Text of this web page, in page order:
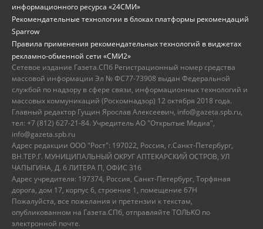
информационного ресурса «24СМИ»
Рекомендательные технологии в блоках платформы рекомендаций
Sparrow
Правила применения рекомендательных технологий в виджетах
рекламно-обменной сети «СМИ2»
Сетевое издание Газета.СПб Регистрационный номер средства
массовой информации Эл № ФС77-73908 выдан Федеральной
службой по надзору в сфере связи, информационных технологий и
массовых коммуникаций (Роскомнадзор) 12 октября 2018 года.
Главный редактор Гущин Ярослав Алексеевич, info@gazeta.spb.ru,
тел: +7 (812) 627-21-84. Учредитель АО "Открытые Медиа",
info@gazeta.spb.ru
Адрес редакции ООО "Рост": 197022, Россия, г.Санкт-Петербург,
ВН.ТЕР.Г. МУНИЦИПАЛЬНЫЙ ОКРУГ АПТЕКАРСКИЙ ОСТРОВ, УЛ
ЧАПЫГИНА, Д. 6 ЛИТЕРА П, ОФИС 316
Адрес учредителя: 197374, Россия, Санкт-Петербург, Торфяная
дорога, дом 17, корпус 6, строение 1, помещение 67Н
Пожалуйста, все пожелания и претензии к текстам,
опубликованном на Газета.СПб, отправляйте ТОЛЬКО по
электронной почте.